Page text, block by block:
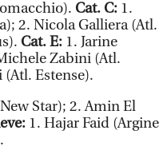
Cat. C: 1.
2. Nicola Galliera (Atl.
Cat. E: 1. Jarine
Zabini (Atl.
Estense).
Star); 2. Amin El
1. Hajar Faid (Argine